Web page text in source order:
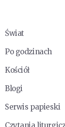
Świat
Po godzinach
Kościół
Blogi
Serwis papieski